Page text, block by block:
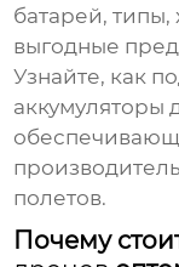
батарей, типы,
выгодные
Узнайте, как
аккумуляторы
полетов.
Почему